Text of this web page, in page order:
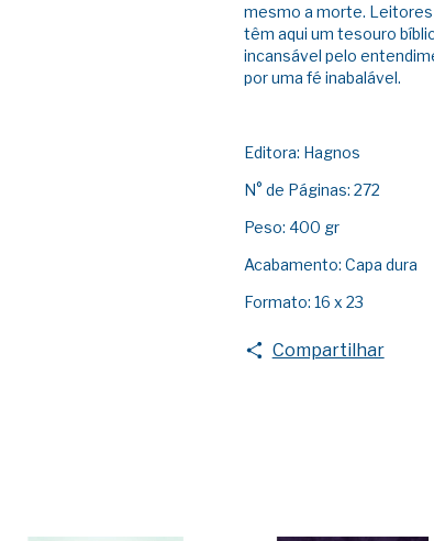
mesmo a morte.
têm aqui um tesouro
incansável pelo
por uma fé inabalável.
Editora: Hagnos
N° de Páginas: 272
Peso: 400 gr
Acabamento: Capa dura
Formato: 16 x 23
Compartilhar